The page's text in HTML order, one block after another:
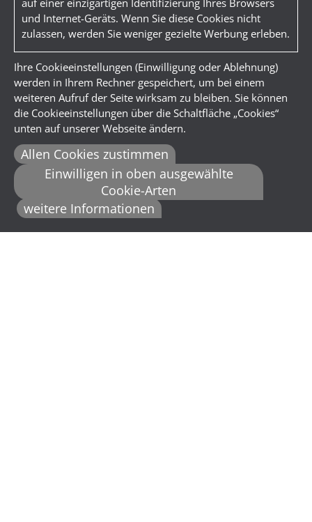
und Internet-Geräts. Wenn Sie diese Cookies nicht
zulassen, werden Sie weniger gezielte Werbung erleben.
Ihre Cookieeinstellungen (Einwilligung oder Ablehnung)
werden in Ihrem Rechner gespeichert, um bei einem
weiteren Aufruf der Seite wirksam zu bleiben. Sie können
die Cookieeinstellungen über die Schaltfläche „Cookies“
unten auf unserer Webseite ändern.
Allen Cookies zustimmen
Einwilligen in oben ausgewählte
Cookie-Arten
weitere Informationen